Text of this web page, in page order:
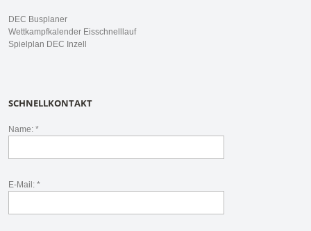
DEC Busplaner
Wettkampfkalender Eisschnelllauf
Spielplan DEC Inzell
SCHNELLKONTAKT
Name: *
E-Mail: *